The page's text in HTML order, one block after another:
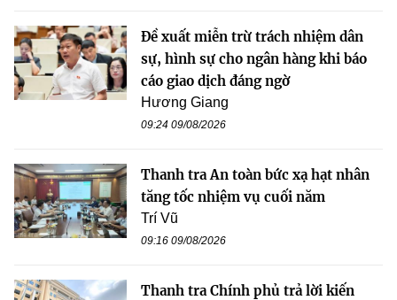
Đề xuất miễn trừ trách nhiệm dân
sự, hình sự cho ngân hàng khi báo
cáo giao dịch đáng ngờ
Hương Giang
09:24 09/08/2026
Thanh tra An toàn bức xạ hạt nhân
tăng tốc nhiệm vụ cuối năm
Trí Vũ
09:16 09/08/2026
Thanh tra Chính phủ trả lời kiến